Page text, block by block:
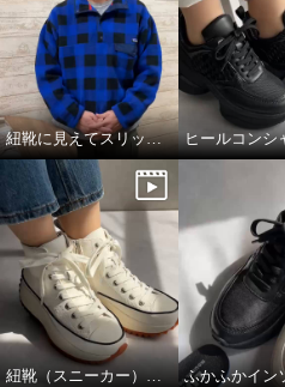
紐靴に見えてスリッポンスニーカー
紐靴（スニーカー）のフィッティング方法について